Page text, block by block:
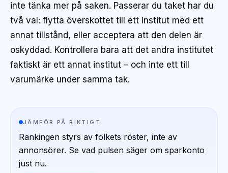
inte tänka mer på saken. Passerar du taket har du
två val: flytta överskottet till ett institut med ett
annat tillstånd, eller acceptera att den delen är
oskyddad. Kontrollera bara att det andra institutet
faktiskt är ett annat institut – och inte ett till
varumärke under samma tak.
JÄMFÖR PÅ RIKTIGT
Rankingen styrs av folkets röster, inte av
annonsörer. Se vad pulsen säger om sparkonto
just nu.